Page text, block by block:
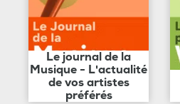
Le journal de la
Musique - L'actualité
de vos artistes
préférés